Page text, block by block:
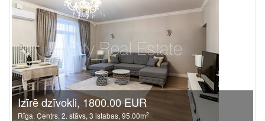
Izīrē dzīvokli, 1800.00 EUR
Rīga, Centrs, 2. stāvs, 3 istabas, 95.00m2